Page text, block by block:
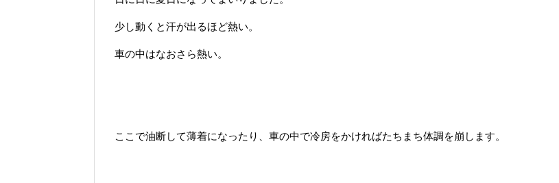
少し動くと汗が出るほど熱い。
車の中はなおさら熱い。
ここで油断して薄着になったり、車の中で冷房をかければたちまち体調を崩します。